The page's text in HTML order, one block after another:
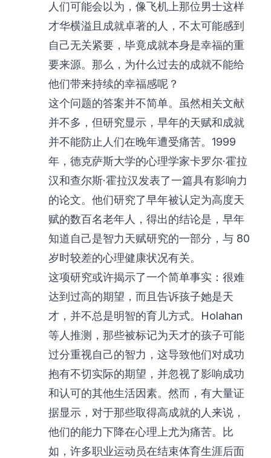
人们可能会以为，像飞机上那位男士这样
才华横溢且成就卓著的人，不太可能感到
自己无关紧要，毕竟成就本身是幸福的重
要来源。那么，为什么过去的成就不能给
他们带来持续的幸福感呢？
这个问题的答案并不简单。虽然相关文献
并不多，但研究显示，早年的天赋和成就
并不能防止人们在晚年遭受痛苦。1999
年，德克萨斯大学的心理学家卡罗尔·霍拉
汉和查尔斯·霍拉汉发表了一篇具有影响力
的论文。他们研究了早年被认定为高度天
赋的数百名老年人，得出的结论是，早年
知道自己是智力天赋研究的一部分，与 80
岁时较差的心理健康状况有关。
这项研究或许揭示了一个简单事实：很难
达到过高的期望，而且告诉孩子她是天
才，并不总是明智的育儿方式。Holahan
等人推测，那些被标记为天才的孩子可能
过分重视自己的智力，这导致他们对成功
抱有不切实际的期望，并忽视了影响成功
和认可的其他生活因素。然而，有大量证
据显示，对于那些取得高成就的人来说，
他们的能力下降在心理上尤为痛苦。比
如，许多职业运动员在结束体育生涯后面